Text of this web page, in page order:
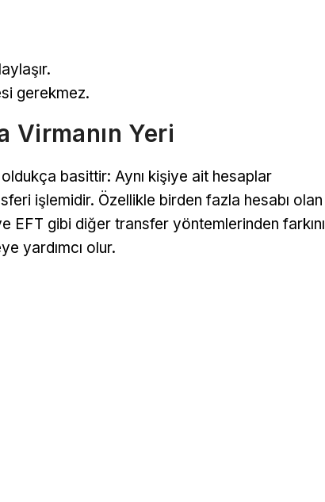
gerekmez.
Virmanın Yeri
basittir: Aynı kişiye ait hesaplar
işlemidir. Özellikle birden fazla hesabı olan
EFT gibi diğer transfer yöntemlerinden farkını
yardımcı olur.